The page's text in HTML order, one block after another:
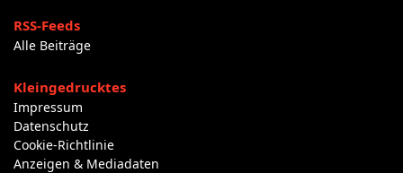
RSS-Feeds
Alle Beiträge
Kleingedrucktes
Impressum
Datenschutz
Cookie-Richtlinie
Anzeigen & Mediadaten